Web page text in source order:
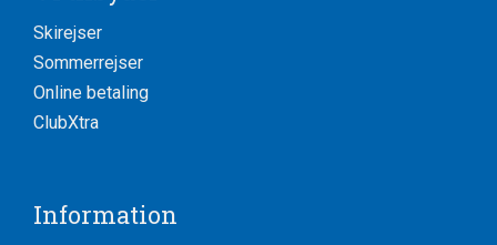
Skirejser
Sommerrejser
Online betaling
ClubXtra
Information